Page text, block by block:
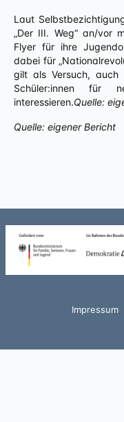
Laut Selbstbezichtigung will die neonazistische Kleinstpartei
„Der III. Weg“ an/vor
Flyer für ihre
dabei für
gilt als Versuch, auch
Schüler:innen für
interessieren.Quelle:
Quelle: eigener Bericht
Impressum